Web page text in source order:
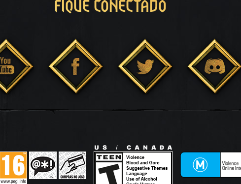
FIQUE CONECTADO